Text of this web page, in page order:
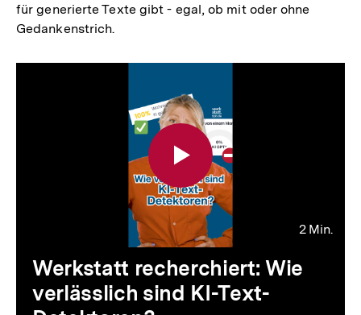
für generierte Texte gibt - egal, ob mit oder ohne
Gedankenstrich.
2 Min.
Video
Dauer
2
Min.
Werkstatt recherchiert: Wie
verlässlich sind KI-Text-